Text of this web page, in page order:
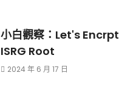
小白觀察：Let's
ISRG Root
2024 年 6 月 17 日